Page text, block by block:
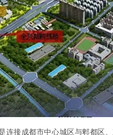
连接成都市中心城区与郫都区